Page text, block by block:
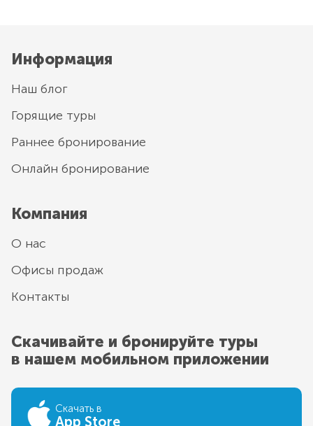
Информация
Наш блог
Горящие туры
Раннее бронирование
Онлайн бронирование
Компания
О нас
Офисы продаж
Контакты
Скачивайте и бронируйте туры
в нашем мобильном приложении
Скачать в
App Store